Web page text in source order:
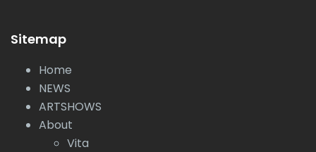
Sitemap
Home
NEWS
ARTSHOWS
About
Vita